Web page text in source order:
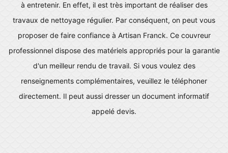
à entretenir. En effet, il est très important de réaliser des
travaux de nettoyage régulier. Par conséquent, on peut vous
proposer de faire confiance à Artisan Franck. Ce couvreur
professionnel dispose des matériels appropriés pour la garantie
d'un meilleur rendu de travail. Si vous voulez des
renseignements complémentaires, veuillez le téléphoner
directement. Il peut aussi dresser un document informatif
appelé devis.